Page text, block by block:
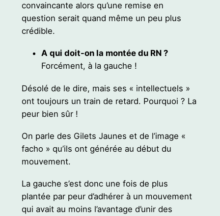
convaincante alors qu’une remise en
question serait quand même un peu plus
crédible.
A qui doit-on la montée du RN ?
Forcément, à la gauche !
Désolé de le dire, mais ses « intellectuels »
ont toujours un train de retard. Pourquoi ? La
peur bien sûr !
On parle des Gilets Jaunes et de l’image «
facho » qu’ils ont générée au début du
mouvement.
La gauche s’est donc une fois de plus
plantée par peur d’adhérer à un mouvement
qui avait au moins l’avantage d’unir des